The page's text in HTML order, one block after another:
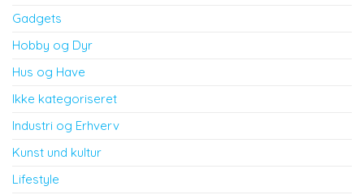
Gadgets
Hobby og Dyr
Hus og Have
Ikke kategoriseret
Industri og Erhverv
Kunst und kultur
Lifestyle